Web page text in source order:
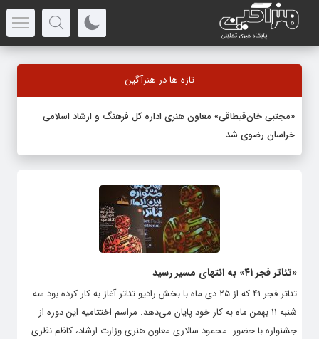
تازه ها در هنرآگین
«مجتبی خان‌قیطاقی» معاون هنری اداره کل فرهنگ و ارشاد اسلامی
خراسان رضوی شد
«تئاتر فجر ۴۱» به انتهای مسیر رسید
تئاتر فجر ۴۱ که از ۲۵ دی ماه با بخش رادیو تئاتر آغاز به کار کرده بود سه
شنبه ۱۱ بهمن ماه به کار خود پایان می‌دهد. مراسم اختتامیه این دوره از
جشنواره با حضور محمود سالاری معاون هنری وزارت ارشاد، کاظم نظری